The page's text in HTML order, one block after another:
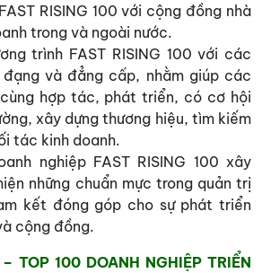
RISING 100 với cộng đồng nhà
trong và ngoài nước.
trình FAST RISING 100 với các
và đẳng cấp, nhằm giúp các
hợp tác, phát triển, có cơ hội
xây dựng thương hiệu, tìm kiếm
tác kinh doanh.
nghiệp FAST RISING 100 xây
những chuẩn mực trong quản trị
kết đóng góp cho sự phát triển
cộng đồng.
TOP 100 DOANH NGHIỆP TRIỂN